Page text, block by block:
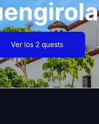
Ver los 2 quests